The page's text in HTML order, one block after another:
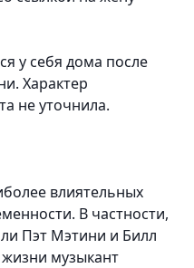
у себя дома после
Характер
не уточнила.
влиятельных
В частности,
Пэт Мэтини и Билл
музыкант